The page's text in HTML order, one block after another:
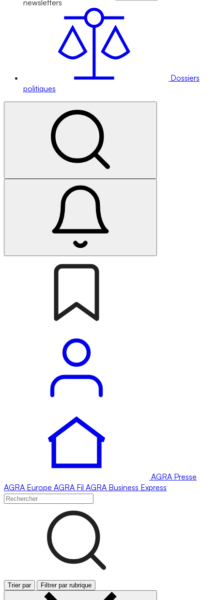
newsletters
Dossiers
politiques
AGRA Presse
AGRA Europe AGRA Fil AGRA Business Express
Trier par Filtrer par rubrique